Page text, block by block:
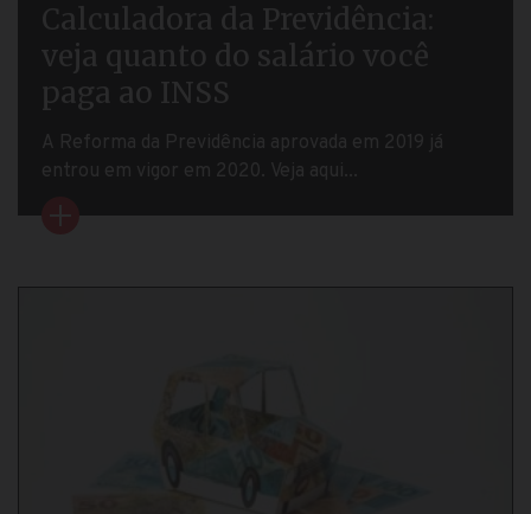
Calculadora da Previdência:
veja quanto do salário você
paga ao INSS
A Reforma da Previdência aprovada em 2019 já
entrou em vigor em 2020. Veja aqui...